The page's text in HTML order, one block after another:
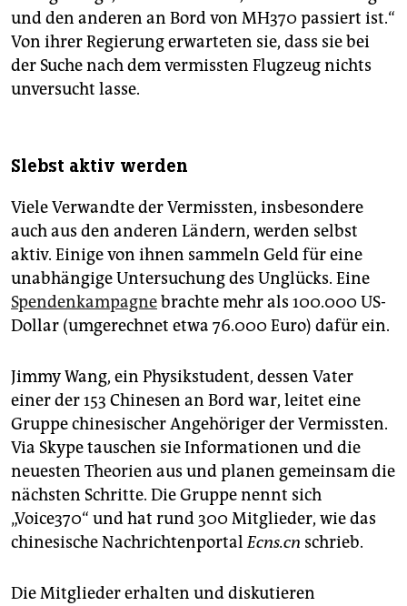
und den anderen an Bord von MH370 passiert ist.“
Von ihrer Regierung erwarteten sie, dass sie bei
der Suche nach dem vermissten Flugzeug nichts
unversucht lasse.
Slebst aktiv werden
Viele Verwandte der Vermissten, insbesondere
auch aus den anderen Ländern, werden selbst
aktiv. Einige von ihnen sammeln Geld für eine
unabhängige Untersuchung des Unglücks. Eine
Spendenkampagnebrachte mehr als 100.000 US-
Dollar (umgerechnet etwa 76.000 Euro) dafür ein.
Jimmy Wang, ein Physikstudent, dessen Vater
einer der 153 Chinesen an Bord war, leitet eine
Gruppe chinesischer Angehöriger der Vermissten.
Via Skype tauschen sie Informationen und die
neuesten Theorien aus und planen gemeinsam die
nächsten Schritte. Die Gruppe nennt sich
„Voice370“ und hat rund 300 Mitglieder, wie das
chinesische NachrichtenportalEcns.cn schrieb.
Die Mitglieder erhalten und diskutieren